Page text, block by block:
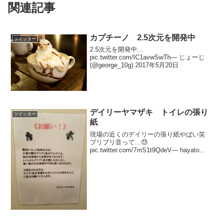
関連記事
ツイッター カプチーノ 2.5次元を開発中
2.5次元を開発中...
pic.twitter.com/IC1avwSwTh— じょーじ
(@george_10g) 2017年5月20日
ツイッター
デイリーヤマザキ トイレの張り
紙
現場の近くのデイリーの張り紙やばい笑
ブリブリ音って…😓
pic.twitter.com/7mS1t9QdeV— hayato